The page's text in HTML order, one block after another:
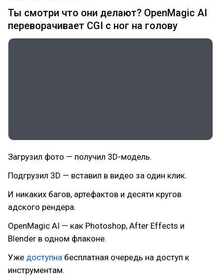
Ты смотри что они делают? OpenMagic AI
переворачивает CGI с ног на голову
Загрузил фото — получил 3D-модель.
Подгрузил 3D — вставил в видео за один клик.
И никаких багов, артефактов и десяти кругов
адского рендера.
OpenMagic AI — как Photoshop, After Effects и
Blender в одном флаконе.
Уже доступна бесплатная очередь на доступ к
инструментам.